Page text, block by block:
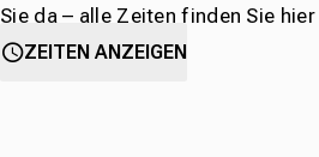
Sie da – alle Zeiten finden Sie
einen Blick.
ZEITEN ANZEIGEN